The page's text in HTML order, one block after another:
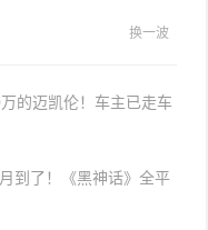
换一波
的迈凯伦！车主已走车
到了！《黑神话》全平